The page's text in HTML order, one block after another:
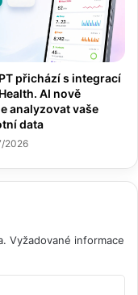
přichází s integrací
AI nově
analyzovat vaše
data
2026
Vyžadované informace